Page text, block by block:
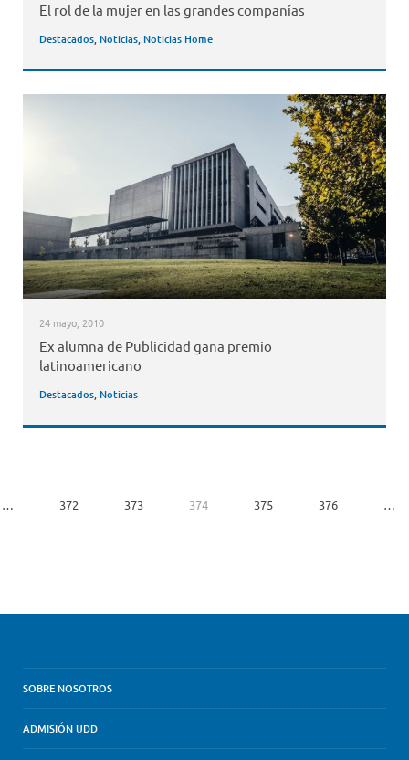
El rol de la mujer en las grandes companías
Destacados, Noticias, Noticias Home
24 mayo, 2010
Ex alumna de Publicidad gana premio
latinoamericano
Destacados, Noticias
… 372 373 374 375 376 …
SOBRE NOSOTROS
ADMISIÓN UDD